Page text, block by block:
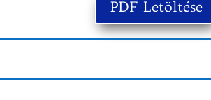
PDF Letöltése